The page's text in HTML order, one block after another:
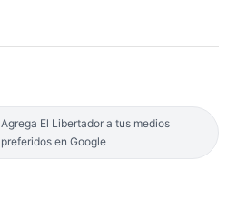
Agrega El Libertador a tus medios
preferidos en Google